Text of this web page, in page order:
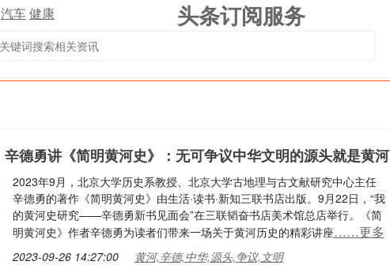
汽车健康 头条订阅服务
辛德勇讲《简明黄河史》：无可争议中华文明的源头就是黄河
2023年9月，北京大学历史系教授、北京大学古地理与古文献研究中心主任
辛德勇的著作《简明黄河史》由生活·读书·新知三联书店出版。9月22日，“我
的黄河史研究——辛德勇新书见面会”在三联韬奋书店美术馆总店举行。《简
明黄河史》作者辛德勇为读者们带来一场关于黄河历史的精彩讲座……更多
2023-09-26 14:27:00 黄河,辛德,中华,源头,争议,文明